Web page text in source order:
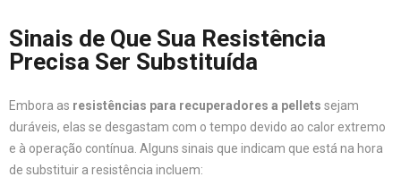
Sinais de Que Sua Resistência
Precisa Ser Substituída
Embora as resistências para recuperadores a pellets sejam
duráveis, elas se desgastam com o tempo devido ao calor extremo
e à operação contínua. Alguns sinais que indicam que está na hora
de substituir a resistência incluem: